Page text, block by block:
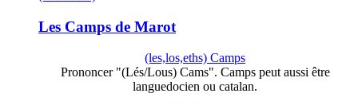
Les Camps de Marot
(les,los,eths) Camps
Prononcer "(Lés/Lous) Cams". Camps peut aussi être
languedocien ou catalan.